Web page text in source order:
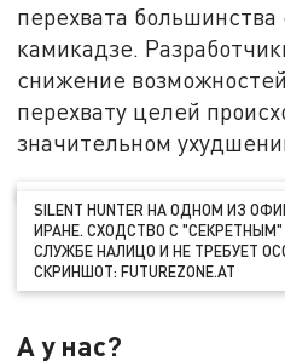
перехвата
камикадзе.
снижение
перехвату целей
значительном
SILENT HUNTER НА ОДНОМ ИЗ
ИРАНЕ. СХОДСТВО С
СЛУЖБЕ НАЛИЦО И НЕ ТРЕБУЕТ
СКРИНШОТ: FUTUREZONE.AT
А у нас?